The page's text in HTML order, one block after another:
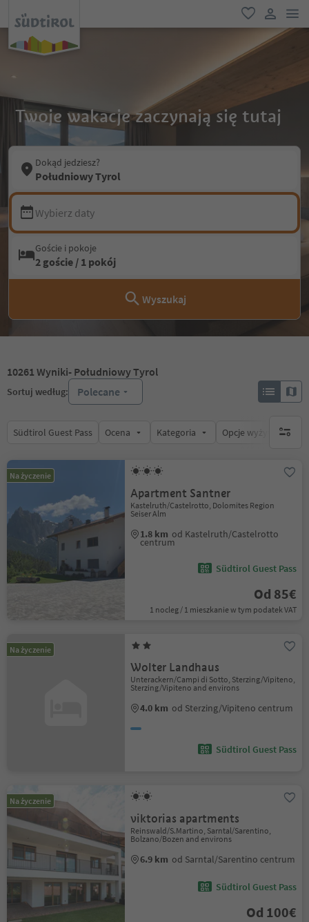
ulubione
link
Twoje wakacje zaczynają się tutaj
Dokąd jedziesz?
Południowy Tyrol
Wybierz daty
Goście i pokoje
2 goście / 1 pokój
Wyszukaj
10261 Wyniki- Południowy Tyrol
Sortuj według: Polecane
Südtirol Guest Pass Ocena Kategoria Opcje wyżywieniabrak
Na życzenie
Apartment Santner
Kastelruth/Castelrotto, Dolomites Region
Seiser Alm
1.8 km od Kastelruth/Castelrotto
centrum
Südtirol Guest Pass
Od 85€
1 nocleg / 1 mieszkanie w tym podatek VAT
Na życzenie
Wolter Landhaus
Unterackern/Campi di Sotto, Sterzing/Vipiteno,
Sterzing/Vipiteno and environs
4.0 km od Sterzing/Vipiteno centrum
Südtirol Guest Pass
Na życzenie
viktorias apartments
Reinswald/S.Martino, Sarntal/Sarentino,
Bolzano/Bozen and environs
6.9 km od Sarntal/Sarentino centrum
Südtirol Guest Pass
Od 100€